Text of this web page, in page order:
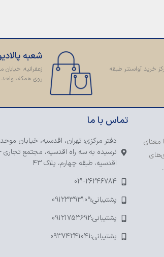
خرید آواسنتر طبقه
شعبه
زعفرانیه،
روی همکف واحد
تماس با ما
دفتر مرکزی: تهران، اقدسیه، خیابان
نرسیده به سه راه اقدسیه، مجتمع تجاری -
اقدسیه، طبقه چهارم، پلاک ۴۳
021-26246784
پشتیبانی:09123393109
پشتیبانی:09121753692
پشتیبانی:09374241041